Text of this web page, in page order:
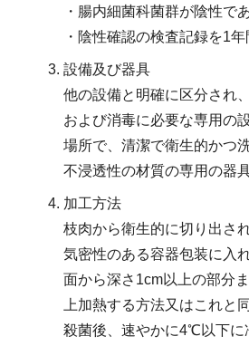
・腸内細菌科菌群が陰性で
・陰性確認の検査記録を1年
設備及び器具
他の設備と明確に区分され
および消毒に必要な専用の
場所で、清潔で衛生的かつ
不浸透性の材質の専用の器
加工方法
枝肉から衛生的に切り出さ
気密性のある容器包装に入
面から深さ1cm以上の部分
上加熱する方法又はこれと
殺菌後、速やかに4℃以下に